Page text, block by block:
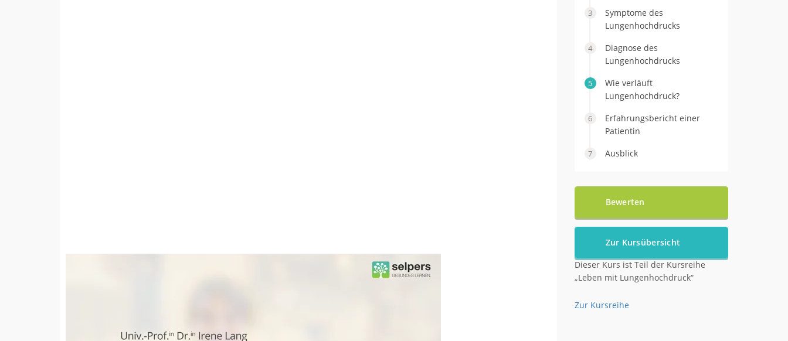
Symptome des
Lungenhochdrucks
Diagnose des
Lungenhochdrucks
Wie verläuft
Lungenhochdruck?
Erfahrungsbericht einer
Patientin
Ausblick
Bewerten
Zur Kursübersicht
Dieser Kurs ist Teil der Kursreihe
„Leben mit Lungenhochdruck“
Zur Kursreihe